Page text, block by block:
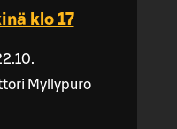
klo 17
Myllypuro